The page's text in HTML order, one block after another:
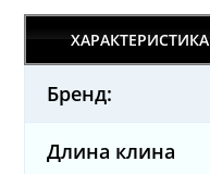
ХАРАКТЕРИСТИКА
Бренд:
Длина клина